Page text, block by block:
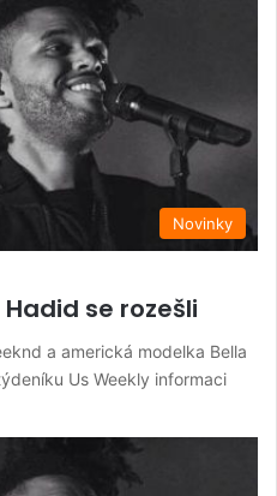
Novinky
se rozešli
a americká modelka Bella
Us Weekly informaci